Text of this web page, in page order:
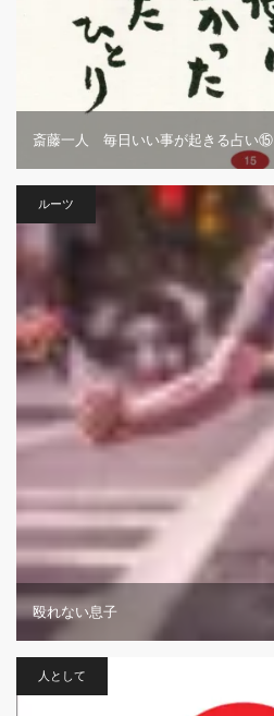
斎藤一人 毎日いい事が起きる占い⑮
ルーツ
殴れない息子
人として